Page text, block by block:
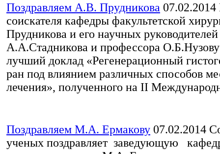
Поздравляем А.В. Прудникова 07.02.2014
соискателя кафедры факультетской
Прудникова и его научных
А.А.Стадникова и профессора О.Б.Нузову
лучший доклад «Регенерационный
ран под влиянием различных способов
лечения», полученного на II
Поздравляем М.А. Ермакову 07.02.2014
ученых поздравляет заведующую